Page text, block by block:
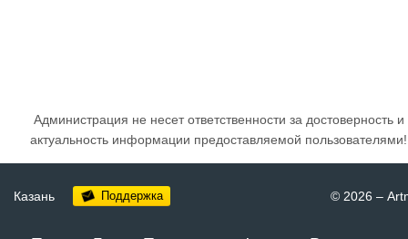
Администрация не несет ответственности за достоверность и
актуальность информации предоставляемой пользователями!
Казань Поддержка © 2026 –